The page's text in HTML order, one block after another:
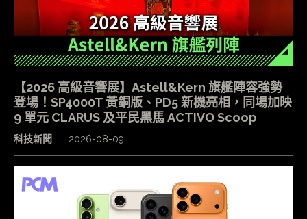
【2026 高級音響展】Astell&Kern 旗艦陣容強勢
登場！SP4000T 黃銅版、PD5 新機亮相，同場加映
9 單元 CLARUS 及平民黑馬 ACTIVO Scoop
科技新聞 2026-08-09